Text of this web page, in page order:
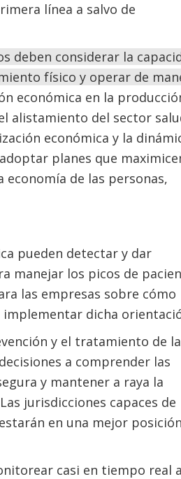
línea a salvo de
deben considerar la
físico y operar de
económica en la
alistamiento del sector
económica y la
planes que
economía de las personas,
pueden detectar y dar
manejar los picos de
las empresas sobre cómo
dicha
y el tratamiento de la
a comprender las
y mantener a raya la
jurisdicciones capaces de
en una mejor posición
casi en tiempo real a